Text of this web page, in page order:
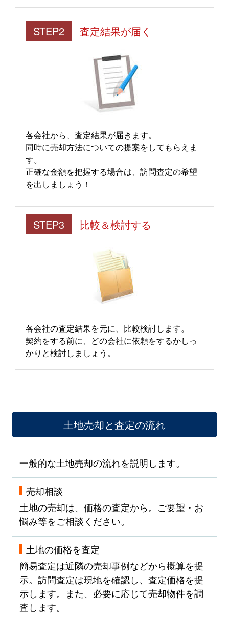
STEP2 査定結果が届く
各会社から、査定結果が届きます。
同時に売却方法についての提案をしてもらえま
す。
正確な金額を把握する場合は、訪問査定の希望
を出しましょう！
STEP3 比較＆検討する
各会社の査定結果を元に、比較検討します。
契約をする前に、どの会社に依頼をするかしっ
かりと検討しましょう。
土地売却と査定の流れ
一般的な土地売却の流れを説明します。
売却相談
土地の売却は、価格の査定から。ご要望・お
悩み等をご相談ください。
土地の価格を査定
簡易査定は近隣の売却事例などから概算を提
示。訪問査定は現地を確認し、査定価格を提
示します。また、必要に応じて売却物件を調
査します。